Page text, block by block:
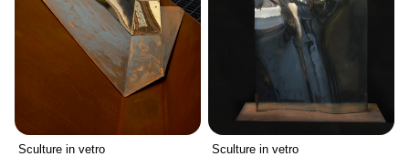
Sculture in vetro Sculture in vetro